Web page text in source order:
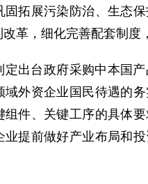
固拓展污染防治、生态
革，细化完善配套制
台政府采购中本国产
域外资企业国民待遇的
组件、关键工序的具体
业提前做好产业布局和